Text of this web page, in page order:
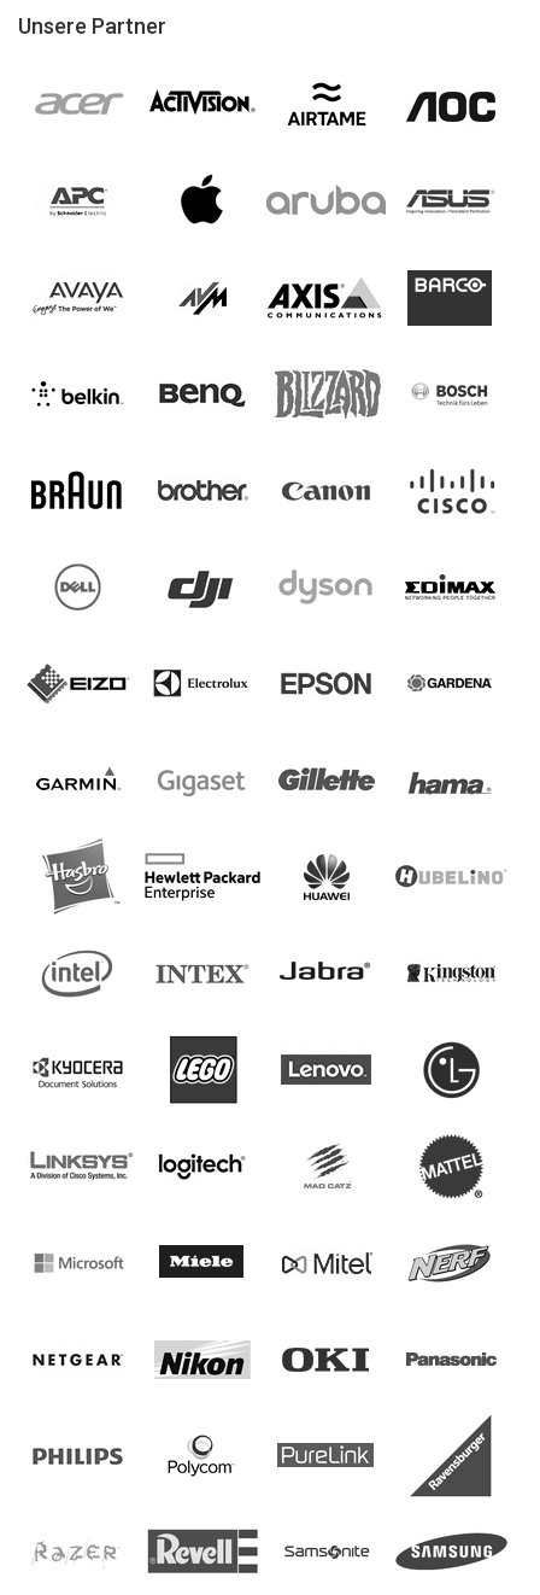
Unsere Partner